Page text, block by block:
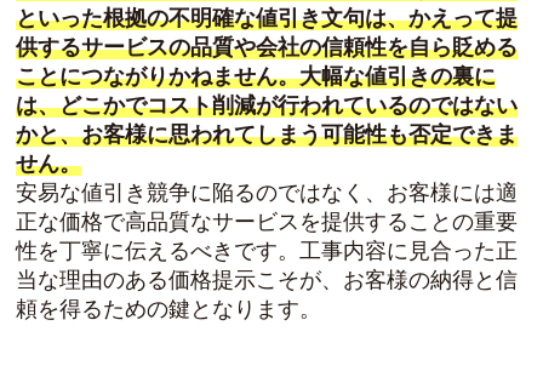
といった根拠の不明確な値引き文句は、かえって提
供するサービスの品質や会社の信頼性を自ら貶める
ことにつながりかねません。大幅な値引きの裏に
は、どこかでコスト削減が行われているのではない
かと、お客様に思われてしまう可能性も否定できま
せん。
安易な値引き競争に陥るのではなく、お客様には適
正な価格で高品質なサービスを提供することの重要
性を丁寧に伝えるべきです。工事内容に見合った正
当な理由のある価格提示こそが、お客様の納得と信
頼を得るための鍵となります。